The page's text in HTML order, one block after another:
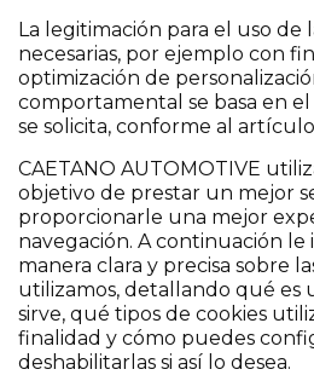
La legitimación para el uso de
necesarias, por ejemplo con
optimización de
comportamental se basa en
se solicita, conforme al artículo
CAETANO AUTOMOTIVE
objetivo de prestar un mejor
proporcionarle una mejor
navegación. A continuación le
manera clara y precisa sobre
utilizamos, detallando qué es
sirve, qué tipos de cookies
finalidad y cómo puedes
deshabilitarlas si así lo desea.